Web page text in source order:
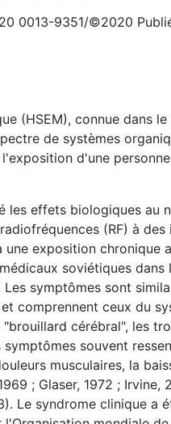
0013-9351/©2020
(HSEM), connue dans
de systèmes
d'une
les effets biologiques au
(RF) à
exposition
soviétiques
Les symptômes sont
comprennent ceux du
cérébral", les
souvent
musculaires, la
; Glaser, 1972 ;
Le syndrome clinique